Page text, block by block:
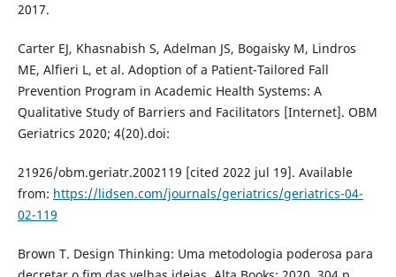
2017.
Carter EJ, Khasnabish S, Adelman JS, Bogaisky M, Lindros
ME, Alfieri L, et al. Adoption of a Patient-Tailored Fall
Prevention Program in Academic Health Systems: A
Qualitative Study of Barriers and Facilitators [Internet]. OBM
Geriatrics 2020; 4(20).doi:
21926/obm.geriatr.2002119 [cited 2022 jul 19]. Available
from: https://lidsen.com/journals/geriatrics/geriatrics-04-
02-119
Brown T. Design Thinking: Uma metodologia poderosa para